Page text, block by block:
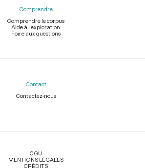
Comprendre
Comprendre le corpus
Aide à l'exploration
Foire aux questions
Contact
Contactez-nous
CGU
MENTIONS LÉGALES
CRÉDITS